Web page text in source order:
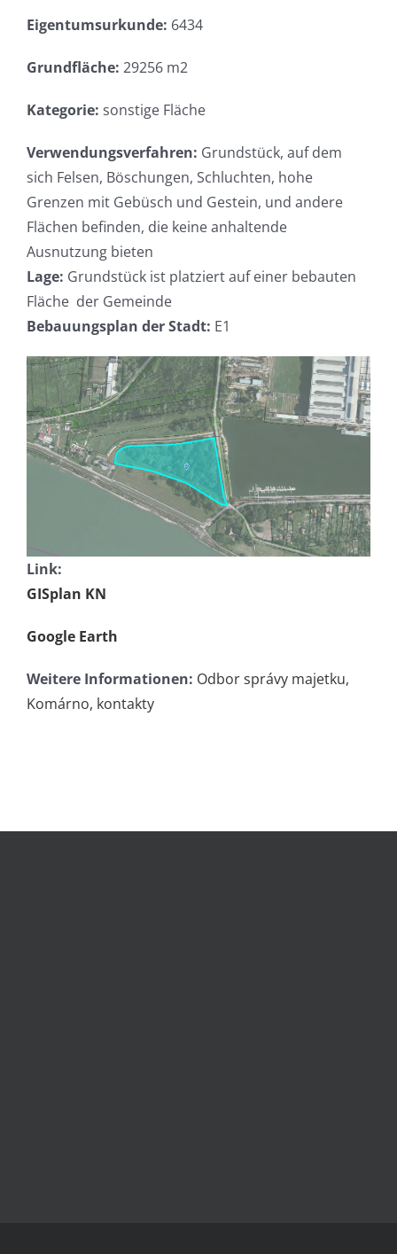
Eigentumsurkunde: 6434
Grundfläche: 29256 m2
Kategorie: sonstige Fläche
Verwendungsverfahren: Grundstück, auf dem
sich Felsen, Böschungen, Schluchten, hohe
Grenzen mit Gebüsch und Gestein, und andere
Flächen befinden, die keine anhaltende
Ausnutzung bieten
Lage: Grundstück ist platziert auf einer bebauten
Fläche der Gemeinde
Bebauungsplan der Stadt: E1
Link:
GISplan KN
Google Earth
Weitere Informationen: Odbor správy majetku,
Komárno, kontakty